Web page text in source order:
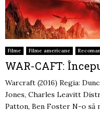
Filme Filme americane
WAR-CAFT:
Warcraft (2016) Regia:
Jones, Charles Leavitt
Patton, Ben Foster N-o să